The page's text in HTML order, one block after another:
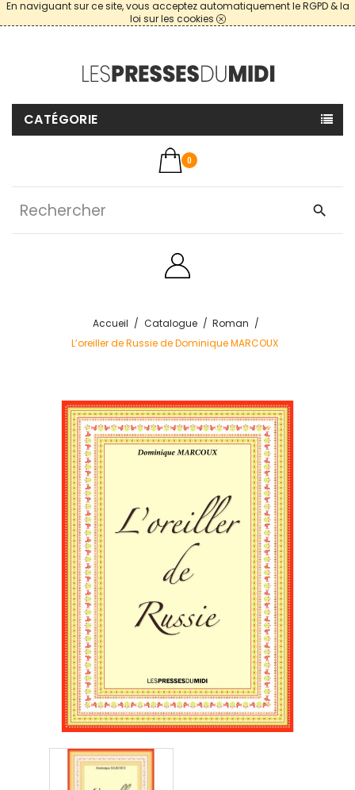
En naviguant sur ce site, vous acceptez automatiquement le RGPD & la
loi sur les cookies
CATÉGORIE
0
search
Accueil Catalogue
Roman
L’oreiller de Russie de Dominique MARCOUX